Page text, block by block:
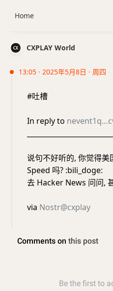
CXPLAY World
13:05 · 2025年5月8日 · 周四
#吐槽
In reply to
说句不好听的, 你觉得
Speed 吗? :bili_doge:
去 Hacker News 问问,
via Nostr@cxplay
Home